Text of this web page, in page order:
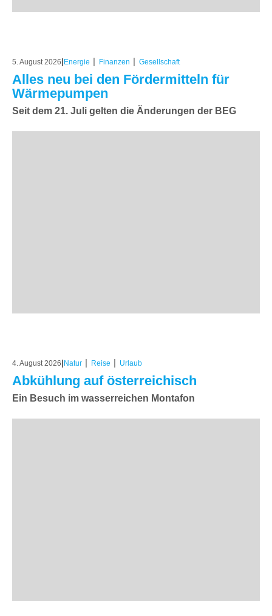
5. August 2026| Energie | Finanzen | Gesellschaft
Alles neu bei den Fördermitteln für
Wärmepumpen
Seit dem 21. Juli gelten die Änderungen der BEG
4. August 2026| Natur | Reise | Urlaub
Abkühlung auf österreichisch
Ein Besuch im wasserreichen Montafon